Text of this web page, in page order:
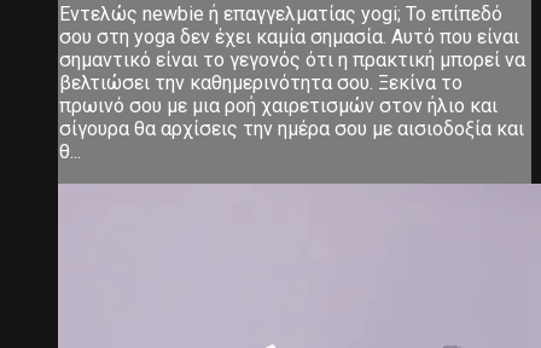
Εντελώς newbie ή επαγγελματίας yogi; Το επίπεδό
σου στη yoga δεν έχει καμία σημασία. Αυτό που είναι
σημαντικό είναι το γεγονός ότι η πρακτική μπορεί να
βελτιώσει την καθημερινότητα σου. Ξεκίνα το
πρωινό σου με μια ροή χαιρετισμών στον ήλιο και
σίγουρα θα αρχίσεις την ημέρα σου με αισιοδοξία και
θ...